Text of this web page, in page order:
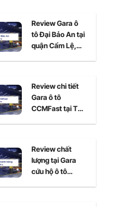
Review Gara ô
tô Đại Bảo An tại
quận Cẩm Lệ,
Review chi tiết
Gara ô tô
CCMFast tại Thủ
Review chất
lượng tại Gara
cứu hộ ô tô